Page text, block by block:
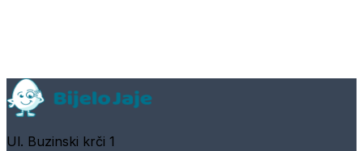
Ul. Buzinski krči 1